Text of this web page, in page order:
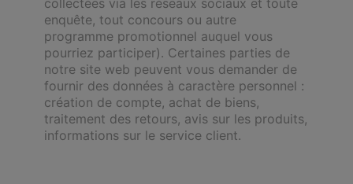
enquête, tout concours ou autre
programme promotionnel auquel vous
pourriez participer). Certaines parties de
notre site web peuvent vous demander de
fournir des données à caractère personnel :
création de compte, achat de biens,
traitement des retours, avis sur les produits,
informations sur le service client.